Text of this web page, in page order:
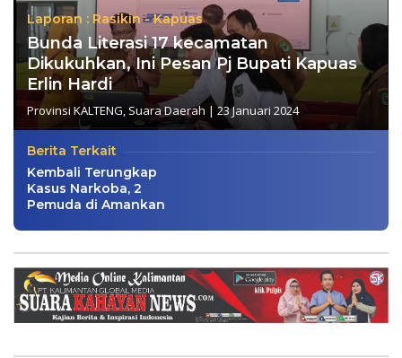
Laporan : Rasikin - Kapuas
Bunda Literasi 17 kecamatan
Dikukuhkan, Ini Pesan Pj Bupati Kapuas
Erlin Hardi
Provinsi KALTENG, Suara Daerah |23 Januari 2024
Berita Terkait
Kembali Terungkap
Kasus Narkoba, 2
Pemuda di Amankan